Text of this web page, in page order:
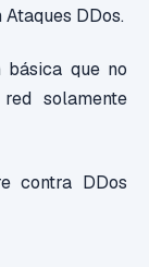
DDos.
que no
solamente
contra DDos